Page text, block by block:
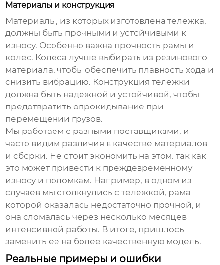
Материалы и конструкция
Материалы, из которых изготовлена тележка,
должны быть прочными и устойчивыми к
износу. Особенно важна прочность рамы и
колес. Колеса лучше выбирать из резинового
материала, чтобы обеспечить плавность хода и
снизить вибрацию. Конструкция тележки
должна быть надежной и устойчивой, чтобы
предотвратить опрокидывание при
перемещении грузов.
Мы работаем с разными поставщиками, и
часто видим различия в качестве материалов
и сборки. Не стоит экономить на этом, так как
это может привести к преждевременному
износу и поломкам. Например, в одном из
случаев мы столкнулись с тележкой, рама
которой оказалась недостаточно прочной, и
она сломалась через несколько месяцев
интенсивной работы. В итоге, пришлось
заменить ее на более качественную модель.
Реальные примеры и ошибки